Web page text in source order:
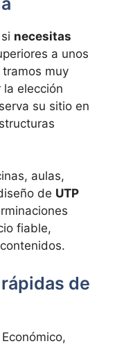
necesitas
a unos
muy
la elección
su sitio en
aulas,
de UTP
fiable,
de